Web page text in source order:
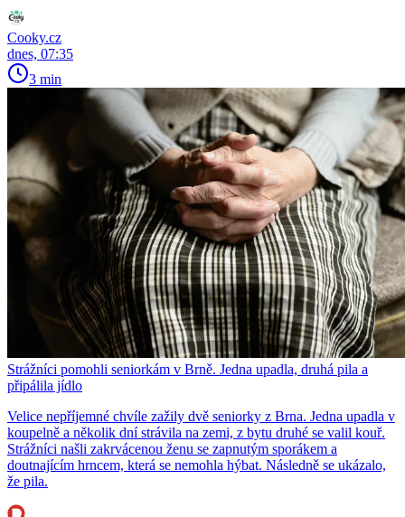
Cooky.cz
dnes, 07:35
3 min
Strážníci pomohli seniorkám v Brně. Jedna upadla, druhá pila a
připálila jídlo
Velice nepříjemné chvíle zažily dvě seniorky z Brna. Jedna upadla v
koupelně a několik dní strávila na zemi, z bytu druhé se valil kouř.
Strážníci našli zakrvácenou ženu se zapnutým sporákem a
doutnajícím hrncem, která se nemohla hýbat. Následně se ukázalo,
že pila.